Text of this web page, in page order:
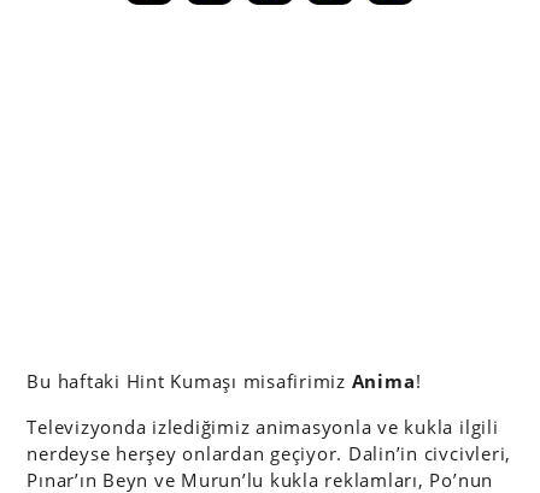
Bu haftaki Hint Kumaşı misafirimiz Anima!
Televizyonda izlediğimiz animasyonla ve kukla ilgili
nerdeyse herşey onlardan geçiyor. Dalin’in civcivleri,
Pınar’ın Beyn ve Murun’lu kukla reklamları, Po’nun